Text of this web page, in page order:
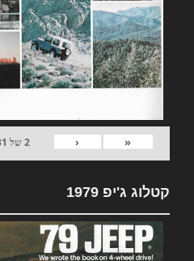
«
‹
2של
קטלוג ג'יפ 1979